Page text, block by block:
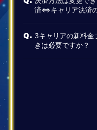
済⇔キャリア決済の
Q. 3キャリアの新料金
きは必要ですか？